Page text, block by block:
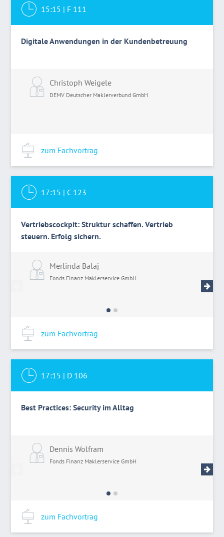
15:15 | F 111
Digitale Anwendungen in der Kundenbetreuung
Christoph Weigele
DEMV Deutscher Maklerverbund GmbH
zum Fachvortrag
17:15 | C 123
Vertriebscockpit: Struktur schaffen. Vertrieb
steuern. Erfolg sichern.
Merlinda Balaj
Fonds Finanz Maklerservice GmbH
zum Fachvortrag
17:15 | D 106
Best Practices: Security im Alltag
Dennis Wolfram
Fonds Finanz Maklerservice GmbH
zum Fachvortrag